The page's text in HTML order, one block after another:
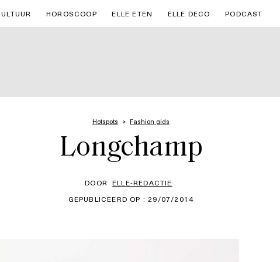
HOROSCOOP ELLE ETEN ELLE DECO PODCAST
Hotspots Fashion gids
Longchamp
DOOR ELLE-REDACTIE
GEPUBLICEERD OP : 29/07/2014